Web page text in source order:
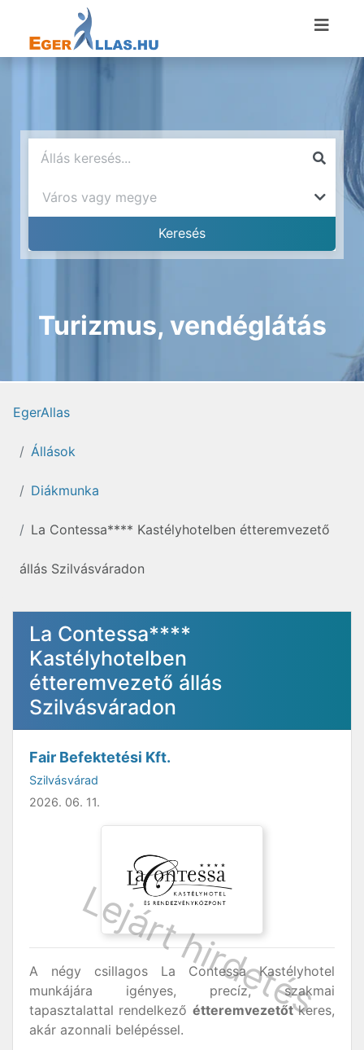
Turizmus, vendéglátás
EgerAllas
Állások
Diákmunka
La Contessa**** Kastélyhotelben étteremvezető
állás Szilvásváradon
La Contessa****
Kastélyhotelben
étteremvezető állás
Szilvásváradon
Fair Befektetési Kft.
Szilvásvárad
2026. 06. 11.
A négy csillagos La Contessa Kastélyhotel
munkájára igényes, precíz, szakmai
tapasztalattal rendelkező étteremvezetőtkeres,
akár azonnali belépéssel.